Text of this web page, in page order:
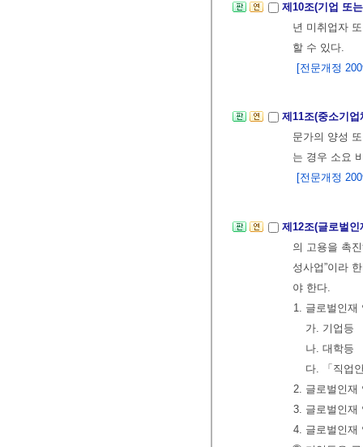
제10조(기업 또
년 미취업자
할 수 있다.
[전문개정
제11조(중소기
문가의 양성
는 경우 소요
[전문개정
제12조(글로벌
의 고용을 촉
성사업”이라
야 한다.
1. 글로벌인재
가. 기업등
나. 대학등
다. 「직업
2. 글로벌인재
3. 글로벌인재
4. 글로벌인재